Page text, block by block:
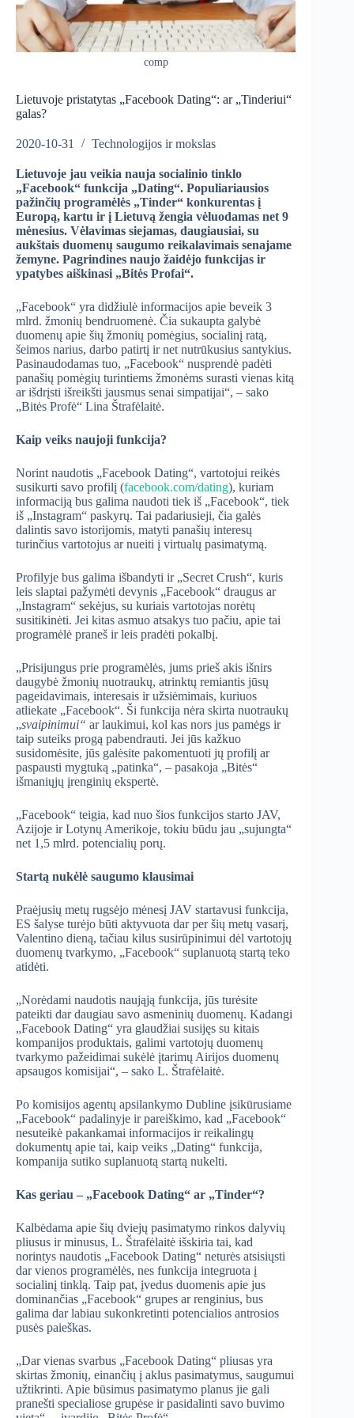
comp
Lietuvoje pristatytas „Facebook Dating“: ar „Tinderiui“
galas?
2020-10-31 Technologijos ir mokslas
Lietuvoje jau veikia nauja socialinio tinklo
„Facebook“ funkcija „Dating“. Populiariausios
pažinčių programėlės „Tinder“ konkurentas į
Europą, kartu ir į Lietuvą žengia vėluodamas net 9
mėnesius. Vėlavimas siejamas, daugiausiai, su
aukštais duomenų saugumo reikalavimais senajame
žemyne. Pagrindines naujo žaidėjo funkcijas ir
ypatybes aiškinasi „Bitės Profai“.
„Facebook“ yra didžiulė informacijos apie beveik 3
mlrd. žmonių bendruomenė. Čia sukaupta galybė
duomenų apie šių žmonių pomėgius, socialinį ratą,
šeimos narius, darbo patirtį ir net nutrūkusius santykius.
Pasinaudodamas tuo, „Facebook“ nusprendė padėti
panašių pomėgių turintiems žmonėms surasti vienas kitą
ar išdrįsti išreikšti jausmus senai simpatijai“, – sako
„Bitės Profė“ Lina Štrafėlaitė.
Kaip veiks naujoji funkcija?
Norint naudotis „Facebook Dating“, vartotojui reikės
susikurti savo profilį (facebook.com/dating), kuriam
informaciją bus galima naudoti tiek iš „Facebook“, tiek
iš „Instagram“ paskyrų. Tai padariusieji, čia galės
dalintis savo istorijomis, matyti panašių interesų
turinčius vartotojus ar nueiti į virtualų pasimatymą.
Profilyje bus galima išbandyti ir „Secret Crush“, kuris
leis slaptai pažymėti devynis „Facebook“ draugus ar
„Instagram“ sekėjus, su kuriais vartotojas norėtų
susitikinėti. Jei kitas asmuo atsakys tuo pačiu, apie tai
programėlė praneš ir leis pradėti pokalbį.
„Prisijungus prie programėlės, jums prieš akis išnirs
daugybė žmonių nuotraukų, atrinktų remiantis jūsų
pageidavimais, interesais ir užsiėmimais, kuriuos
atliekate „Facebook“. Ši funkcija nėra skirta nuotraukų
„svaipinimui“ ar laukimui, kol kas nors jus pamėgs ir
taip suteiks progą pabendrauti. Jei jūs kažkuo
susidomėsite, jūs galėsite pakomentuoti jų profilį ar
paspausti mygtuką „patinka“, – pasakoja „Bitės“
išmaniųjų įrenginių ekspertė.
„Facebook“ teigia, kad nuo šios funkcijos starto JAV,
Azijoje ir Lotynų Amerikoje, tokiu būdu jau „sujungta“
net 1,5 mlrd. potencialių porų.
Startą nukėlė saugumo klausimai
Praėjusių metų rugsėjo mėnesį JAV startavusi funkcija,
ES šalyse turėjo būti aktyvuota dar per šių metų vasarį,
Valentino dieną, tačiau kilus susirūpinimui dėl vartotojų
duomenų tvarkymo, „Facebook“ suplanuotą startą teko
atidėti.
„Norėdami naudotis naująją funkcija, jūs turėsite
pateikti dar daugiau savo asmeninių duomenų. Kadangi
„Facebook Dating“ yra glaudžiai susijęs su kitais
kompanijos produktais, galimi vartotojų duomenų
tvarkymo pažeidimai sukėlė įtarimų Airijos duomenų
apsaugos komisijai“, – sako L. Štrafėlaitė.
Po komisijos agentų apsilankymo Dubline įsikūrusiame
„Facebook“ padalinyje ir pareiškimo, kad „Facebook“
nesuteikė pakankamai informacijos ir reikalingų
dokumentų apie tai, kaip veiks „Dating“ funkcija,
kompanija sutiko suplanuotą startą nukelti.
Kas geriau – „Facebook Dating“ ar „Tinder“?
Kalbėdama apie šių dviejų pasimatymo rinkos dalyvių
pliusus ir minusus, L. Štrafėlaitė išskiria tai, kad
norintys naudotis „Facebook Dating“ neturės atsisiųsti
dar vienos programėlės, nes funkcija integruota į
socialinį tinklą. Taip pat, įvedus duomenis apie jus
dominančias „Facebook“ grupes ar renginius, bus
galima dar labiau sukonkretinti potencialios antrosios
pusės paieškas.
„Dar vienas svarbus „Facebook Dating“ pliusas yra
skirtas žmonių, einančių į aklus pasimatymus, saugumui
užtikrinti. Apie būsimus pasimatymo planus jie gali
pranešti specialiose grupėse ir pasidalinti savo buvimo